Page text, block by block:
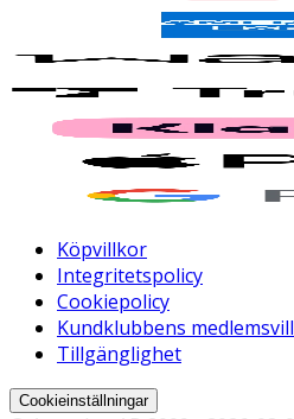
Köpvillkor
Integritetspolicy
Cookiepolicy
Kundklubbens
Tillgänglighet
Cookieinställningar